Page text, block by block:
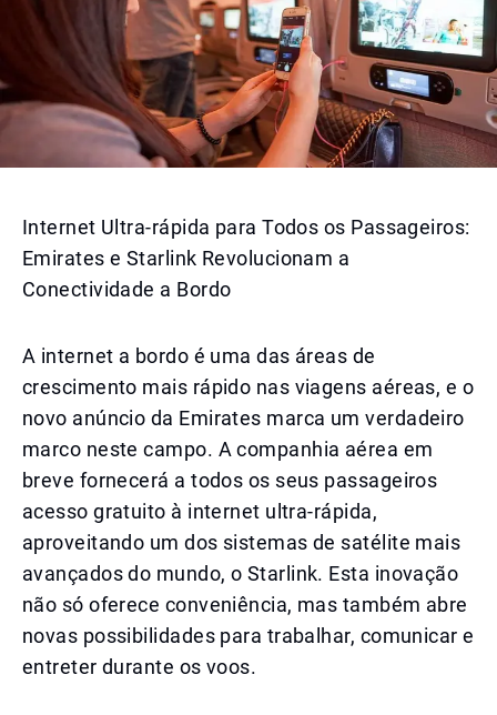
Internet Ultra-rápida para Todos os Passageiros:
Emirates e Starlink Revolucionam a
Conectividade a Bordo
A internet a bordo é uma das áreas de
crescimento mais rápido nas viagens aéreas, e o
novo anúncio da Emirates marca um verdadeiro
marco neste campo. A companhia aérea em
breve fornecerá a todos os seus passageiros
acesso gratuito à internet ultra-rápida,
aproveitando um dos sistemas de satélite mais
avançados do mundo, o Starlink. Esta inovação
não só oferece conveniência, mas também abre
novas possibilidades para trabalhar, comunicar e
entreter durante os voos.